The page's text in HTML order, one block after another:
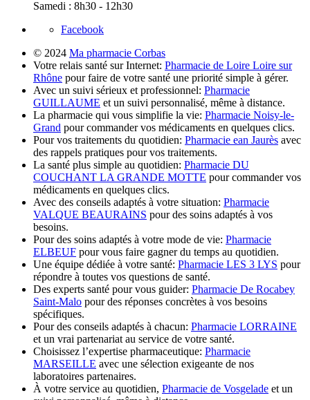
Samedi : 8h30 - 12h30
Facebook
© 2024 Ma pharmacie Corbas
Votre relais santé sur Internet: Pharmacie de Loire Loire sur
Rhône pour faire de votre santé une priorité simple à gérer.
Avec un suivi sérieux et professionnel: Pharmacie
GUILLAUME et un suivi personnalisé, même à distance.
La pharmacie qui vous simplifie la vie: Pharmacie Noisy-le-
Grand pour commander vos médicaments en quelques clics.
Pour vos traitements du quotidien: Pharmacie ean Jaurès avec
des rappels pratiques pour vos traitements.
La santé plus simple au quotidien: Pharmacie DU
COUCHANT LA GRANDE MOTTE pour commander vos
médicaments en quelques clics.
Avec des conseils adaptés à votre situation: Pharmacie
VALQUE BEAURAINS pour des soins adaptés à vos
besoins.
Pour des soins adaptés à votre mode de vie: Pharmacie
ELBEUF pour vous faire gagner du temps au quotidien.
Une équipe dédiée à votre santé: Pharmacie LES 3 LYS pour
répondre à toutes vos questions de santé.
Des experts santé pour vous guider: Pharmacie De Rocabey
Saint-Malo pour des réponses concrètes à vos besoins
spécifiques.
Pour des conseils adaptés à chacun: Pharmacie LORRAINE
et un vrai partenariat au service de votre santé.
Choisissez l’expertise pharmaceutique: Pharmacie
MARSEILLE avec une sélection exigeante de nos
laboratoires partenaires.
À votre service au quotidien, Pharmacie de Vosgelade et un